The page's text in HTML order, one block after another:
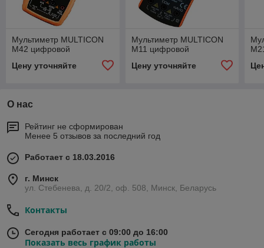
Мультиметр MULTICON
M42 цифровой
Цену уточняйте
Мультиметр MULTICON
M11 цифровой
Цену уточняйте
О нас
Рейтинг не сформирован
Менее 5 отзывов за последний год
Работает с 18.03.2016
г. Минск
ул. Стебенева, д. 20/2, оф. 508, Минск, Беларусь
Контакты
Сегодня работает с 09:00 до 16:00
Показать весь график работы